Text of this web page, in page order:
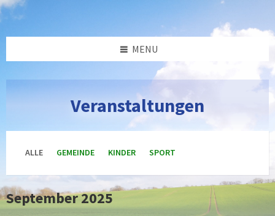
Skip
to
Skip
to
sidebar
Skip
to
sidebar
Skip
to
MENU
Veranstaltungen
ALLE GEMEINDE KINDER SPORT
September 2025